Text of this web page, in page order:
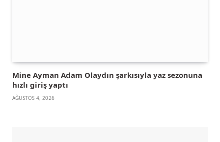
Mine Ayman Adam Olaydın şarkısıyla yaz sezonuna
hızlı giriş yaptı
AĞUSTOS 4, 2026